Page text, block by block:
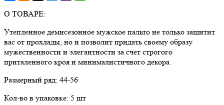
О ТОВАРЕ:
Утепленное демисезонное мужское пальто не только защитит
вас от прохлады, но и позволит придать своему образу
мужественности и элегантности за счет строгого
приталенного кроя и минималистичного декора.
Размерный ряд: 44-56
Кол-во в упаковке: 5 шт